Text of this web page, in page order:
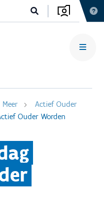
Actief Ouder
Ouder Worden